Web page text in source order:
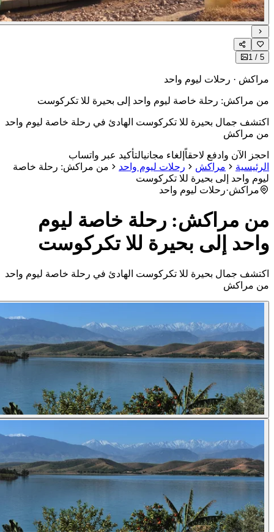
1
· رحلات ليوم واحد
مراكش: رحلة خاصة ليوم واحد إلى بحيرة للا تكركوست
جمال بحيرة للا تكركوست الهادئ في رحلة خاصة ليوم واحد
مراكش
الآن وادفع لاحقاًإلغاء مجانيالتأكيد عبر واتساب
مراكش رحلات ليوم واحد
من مراكش: رحلة خاصة
واحد إلى بحيرة للا تكركوست
مراكش·رحلات ليوم واحد
مراكش: رحلة خاصة ليوم
إلى بحيرة للا تكركوست
جمال بحيرة للا تكركوست الهادئ في رحلة خاصة ليوم واحد
مراكش